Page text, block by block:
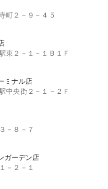
町２－９－４５
東２－１－１Ｂ１Ｆ
ミナル店
中央街２－１－２Ｆ
－８－７
ガーデン店
－２－１